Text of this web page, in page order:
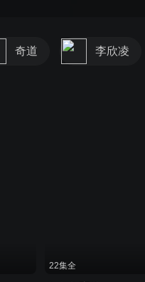
奇道 李欣凌
22集全